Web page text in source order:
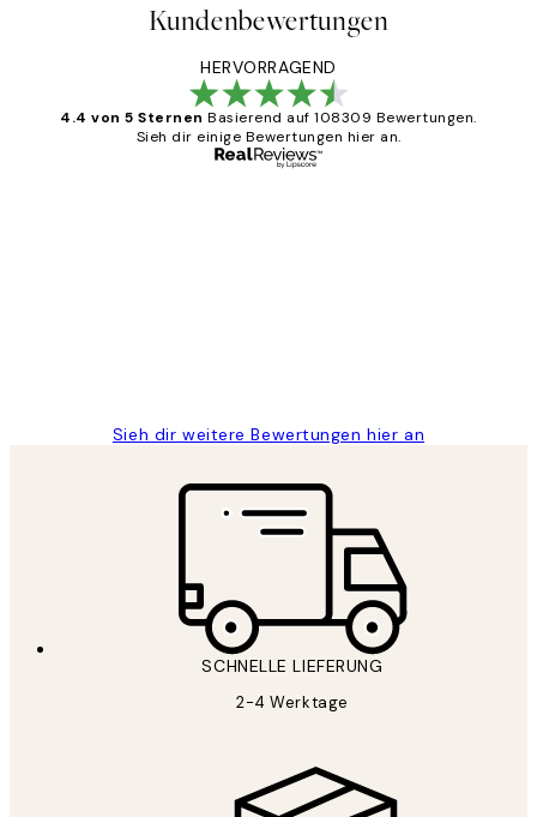
Kundenbewertungen
HERVORRAGEND
4.4 von 5 Sternen Basierend auf 108309 Bewertungen.
Sieh dir einige Bewertungen hier an.
Sieh dir weitere Bewertungen hier an
SCHNELLE LIEFERUNG
2-4 Werktage